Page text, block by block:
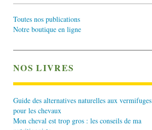
Toutes nos publications
Notre boutique en ligne
NOS LIVRES
Guide des alternatives naturelles aux vermifuges
pour les chevaux
Mon cheval est trop gros : les conseils de ma